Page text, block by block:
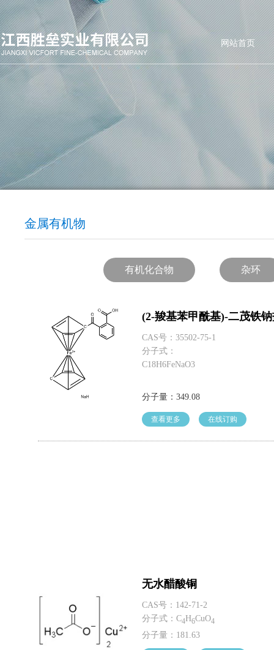
网站首页
金属有机物
有机化合物 杂环
(2-羧基苯甲酰基)-二茂铁
CAS号：35502-75-1
分子式：
C18H6FeNaO3
分子量：349.08
查看更多 在线订购
无水醋酸铜
CAS号：142-71-2
分子式：C4H6CuO4
分子量：181.63